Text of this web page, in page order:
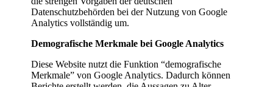
Datenschutzbehörden bei der Nutzung von Google
Analytics vollständig um.
Demografische Merkmale bei Google Analytics
Diese Website nutzt die Funktion “demografische
Merkmale” von Google Analytics. Dadurch können